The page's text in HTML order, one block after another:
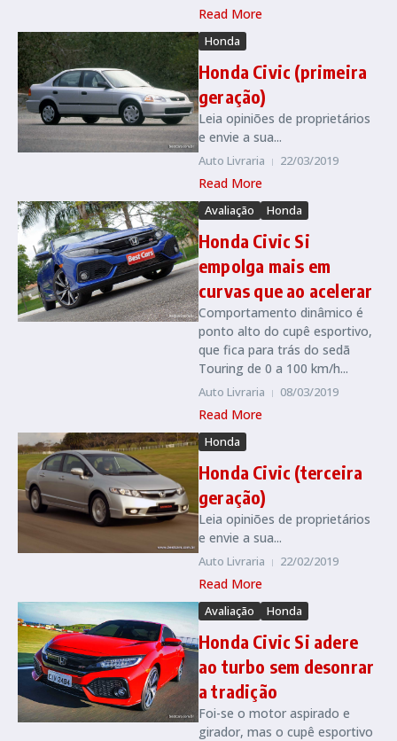
Read More
Honda
Honda Civic (primeira
geração)
Leia opiniões de proprietários
e envie a sua...
Auto Livraria 22/03/2019
Read More
Avaliação Honda
Honda Civic Si
empolga mais em
curvas que ao acelerar
Comportamento dinâmico é
ponto alto do cupê esportivo,
que fica para trás do sedã
Touring de 0 a 100 km/h...
Auto Livraria 08/03/2019
Read More
Honda
Honda Civic (terceira
geração)
Leia opiniões de proprietários
e envie a sua...
Auto Livraria 22/02/2019
Read More
Avaliação Honda
Honda Civic Si adere
ao turbo sem desonrar
a tradição
Foi-se o motor aspirado e
girador, mas o cupê esportivo